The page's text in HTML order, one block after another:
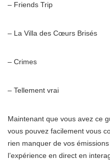
– Friends Trip
– La Villa des Cœurs Brisés
– Crimes
– Tellement vrai
Maintenant que vous avez ce
vous pouvez facilement vous
rien manquer de vos
l’expérience en direct en